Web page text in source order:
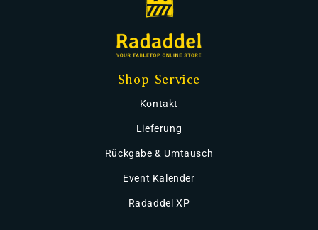
Shop-Service
Kontakt
Lieferung
Rückgabe & Umtausch
Event Kalender
Radaddel XP